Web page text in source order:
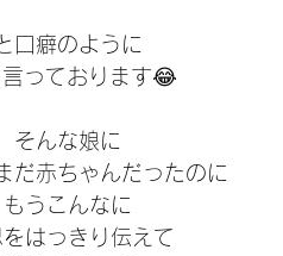
口癖のように
っております😂
そんな娘に
だ赤ちゃんだったのに
もうこんなに
はっきり伝えて